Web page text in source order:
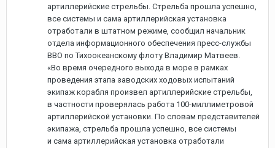
артиллерийские стрельбы. Стрельба прошла успешно,
все системы и сама артиллерийская установка
отработали в штатном режиме, сообщил начальник
отдела информационного обеспечения пресс-службы
ВВО по Тихоокеанскому флоту Владимир Матвеев.
«Во время очередного выхода в море в рамках
проведения этапа заводских ходовых испытаний
экипаж корабля произвел артиллерийские стрельбы,
в частности проверялась работа 100-миллиметровой
артиллерийской установки. По словам представителей
экипажа, стрельба прошла успешно, все системы
и сама артиллерийская установка отработали